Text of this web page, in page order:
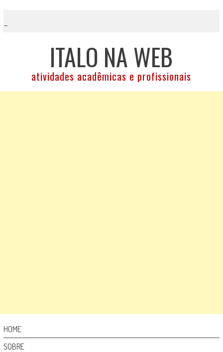
content
ITALO NA WEB
atividades acadêmicas e profissionais
HOME
SOBRE